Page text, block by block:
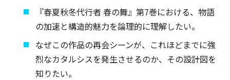
『春夏秋冬代行者 春の舞』第7巻における、物語
の加速と構造的魅力を論理的に理解したい。
なぜこの作品の再会シーンが、これほどまでに強
烈なカタルシスを発生させるのか、その設計図を
知りたい。